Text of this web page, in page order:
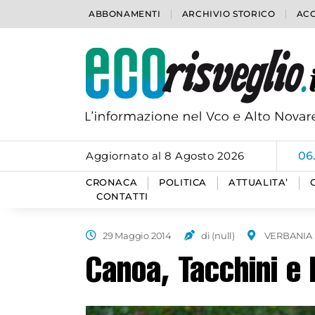
ABBONAMENTI ARCHIVIO STORICO
Aggiornato al 8 Agosto 2026
CRONACA POLITICA ATTUALITA’
CONTATTI
29 Maggio 2014 di (null) VERBANIA
Canoa, Tacchini